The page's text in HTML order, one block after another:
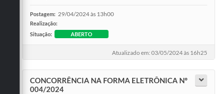
Jornal
SIC
Postagem: 29/04/2024 às 13h00
Realização:
Situação:
ABERTO
Atualizado em: 03/05/2024 às 16h25
CONCORRÊNCIA NA FORMA ELETRÔNICA Nº
004/2024